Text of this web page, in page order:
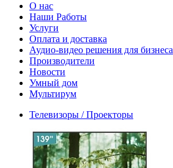
О нас
Наши Работы
Услуги
Оплата и доставка
Аудио-видео решения для бизнеса
Производители
Новости
Умный дом
Мультирум
Телевизоры / Проекторы